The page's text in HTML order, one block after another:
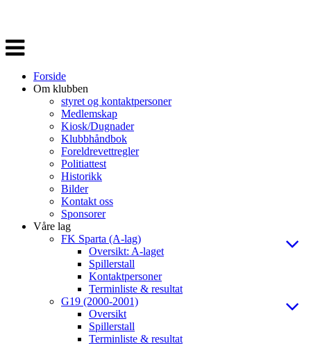
Veksle
navigasjon
Forside
Om klubben
styret og kontaktpersoner
Medlemskap
Kiosk/Dugnader
Klubbhåndbok
Foreldrevettregler
Politiattest
Historikk
Bilder
Kontakt oss
Sponsorer
Våre lag
FK Sparta (A-lag)
Oversikt: A-laget
Spillerstall
Kontaktpersoner
Terminliste & resultat
G19 (2000-2001)
Oversikt
Spillerstall
Terminliste & resultat